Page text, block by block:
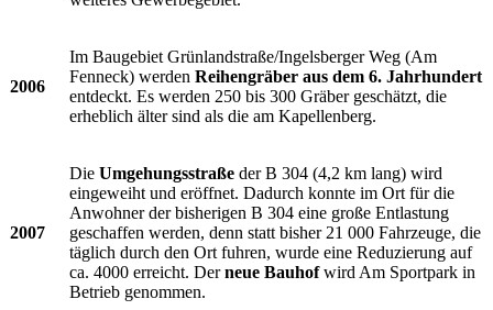
2006
Im Baugebiet Grünlandstraße/Ingelsberger Weg (Am
Fenneck) werden Reihengräber aus dem 6. Jahrhundert
entdeckt. Es werden 250 bis 300 Gräber geschätzt, die
erheblich älter sind als die am Kapellenberg.
2007
Die Umgehungsstraße der B 304 (4,2 km lang) wird
eingeweiht und eröffnet. Dadurch konnte im Ort für die
Anwohner der bisherigen B 304 eine große Entlastung
geschaffen werden, denn statt bisher 21 000 Fahrzeuge, die
täglich durch den Ort fuhren, wurde eine Reduzierung auf
ca. 4000 erreicht. Derneue Bauhofwird Am Sportpark in
Betrieb genommen.